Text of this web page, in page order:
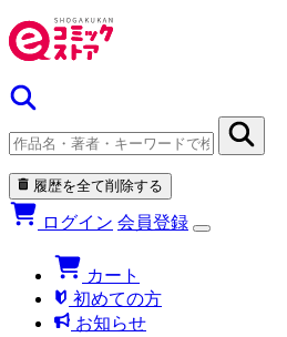
履歴を全て削除する
ログイン 会員登録
カート
初めての方
お知らせ